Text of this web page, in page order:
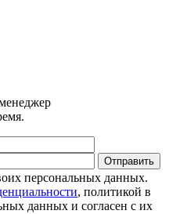
персональных данных.
, политикой в
данных и согласен с их